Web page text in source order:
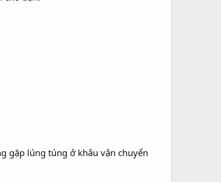
gặp lúng túng ở khâu vận chuyển